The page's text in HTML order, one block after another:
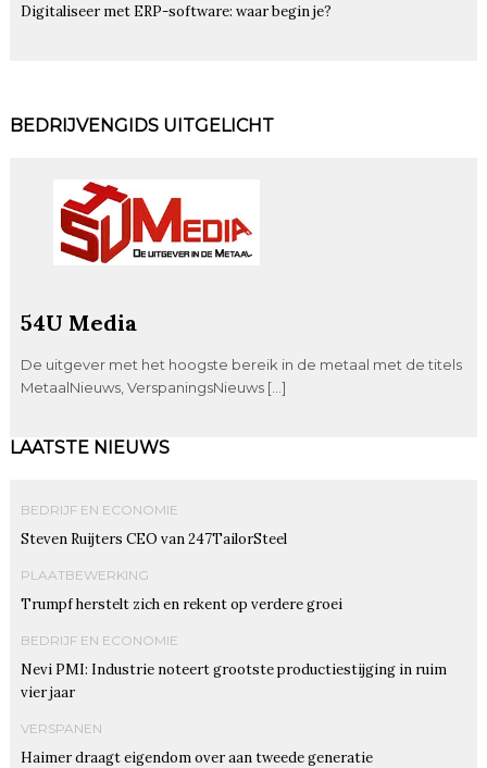
Digitaliseer met ERP-software: waar begin je?
BEDRIJVENGIDS UITGELICHT
54U Media
De uitgever met het hoogste bereik in de metaal met de titels
MetaalNieuws, VerspaningsNieuws […]
LAATSTE NIEUWS
BEDRIJF EN ECONOMIE
Steven Ruijters CEO van 247TailorSteel
PLAATBEWERKING
Trumpf herstelt zich en rekent op verdere groei
BEDRIJF EN ECONOMIE
Nevi PMI: Industrie noteert grootste productiestijging in ruim
vier jaar
VERSPANEN
Haimer draagt eigendom over aan tweede generatie